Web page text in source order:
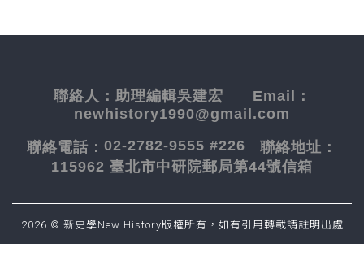
聯絡人： 助理編輯吳建宏 Email：
newhistory1990@gmail.com
聯絡電話： 02-2782-9555 #226 聯絡地址：
115962 臺北市中研院郵局第44號信箱
2026 © 新史學New History版權所有，如有引用轉載請註明出處